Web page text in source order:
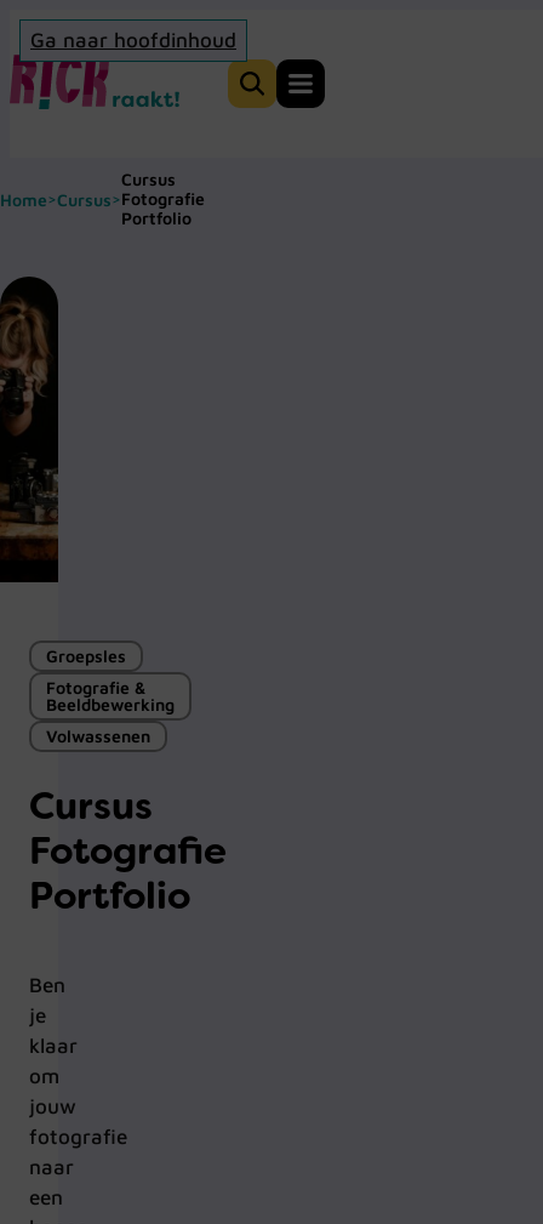
Ga naar hoofdinhoud
Home
Zoeken
Home>Cursus>
Cursus
Fotografie
Portfolio
Groepsles
Fotografie &
Beeldbewerking
Volwassenen
Cursus
Fotografie
Portfolio
Ben
je
klaar
om
jouw
fotografie
naar
een